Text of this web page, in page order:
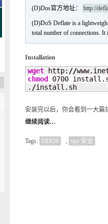
(D)Dos官方地址： http://
(D)DoS Deflate is a
total number of connections. It
Installation
wget http: //
chmod
0700
. /install.sh
安装完以后，你会看到一大篇
继续阅读…
Tags: DDOS , vps 安全